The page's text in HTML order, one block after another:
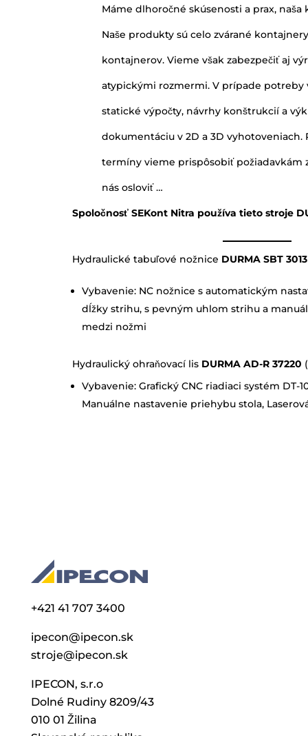
Máme dlhoročné skúsenosti a prax, naša
Naše produkty sú celo zvárané
kontajnerov. Vieme však zabezpečiť aj
atypickými rozmermi. V prípade potreby
statické výpočty, návrhy konštrukcií a
dokumentáciu v 2D a 3D vyhotoveniach.
termíny vieme prispôsobiť požiadavkám
nás osloviť …
Spoločnosť SEKont Nitra používa tieto stroje
Hydraulické tabuľové nožnice DURMA SBT
Vybavenie: NC nožnice s automatickým
dĺžky strihu, s pevným uhlom strihu a
medzi nožmi
Hydraulický ohraňovací lis DURMA AD-R 37220
Vybavenie: Grafický CNC riadiaci systém DT-10,
Manuálne nastavenie priehybu stola,
+421 41 707 3400
ipecon@ipecon.sk
stroje@ipecon.sk
IPECON, s.r.o
Dolné Rudiny 8209/43
010 01 Žilina